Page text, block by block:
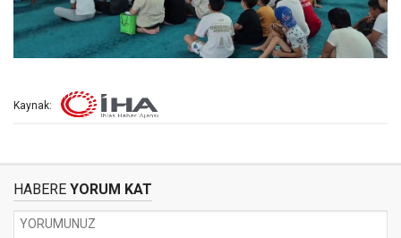
Kaynak:
HABERE YORUM KAT